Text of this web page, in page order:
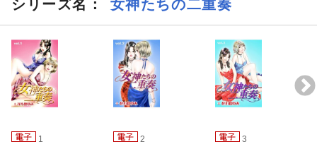
シリーズ名： 女神たちの二重奏
1 2 3